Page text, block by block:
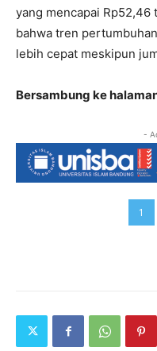
yang mencapai Rp52,46
bahwa tren
lebih cepat meskipun
Bersambung ke
-
1